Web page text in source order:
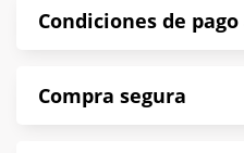
Condiciones de
puntualmente. Al
Compra segura